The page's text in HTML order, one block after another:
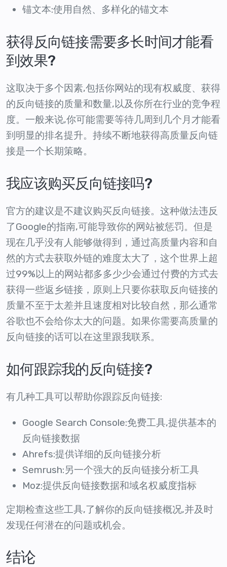
锚文本:使用自然、多样化的锚文本
获得反向链接需要多长时间才能看
到效果?
这取决于多个因素,包括你网站的现有权威度、获得
的反向链接的质量和数量,以及你所在行业的竞争程
度。一般来说,你可能需要等待几周到几个月才能看
到明显的排名提升。持续不断地获得高质量反向链
接是一个长期策略。
我应该购买反向链接吗?
官方的建议是不建议购买反向链接。这种做法违反
了Google的指南,可能导致你的网站被惩罚。但是
现在几乎没有人能够做得到，通过高质量内容和自
然的方式去获取外链的难度太大了，这个世界上超
过99%以上的网站都多多少少会通过付费的方式去
获得一些返乡链接，原则上只要你获取反向链接的
质量不至于太差并且速度相对比较自然，那么通常
谷歌也不会给你太大的问题。如果你需要高质量的
反向链接的话可以在这里跟我联系。
如何跟踪我的反向链接?
有几种工具可以帮助你跟踪反向链接:
Google Search Console:免费工具,提供基本的
反向链接数据
Ahrefs:提供详细的反向链接分析
Semrush:另一个强大的反向链接分析工具
Moz:提供反向链接数据和域名权威度指标
定期检查这些工具,了解你的反向链接概况,并及时
发现任何潜在的问题或机会。
结论